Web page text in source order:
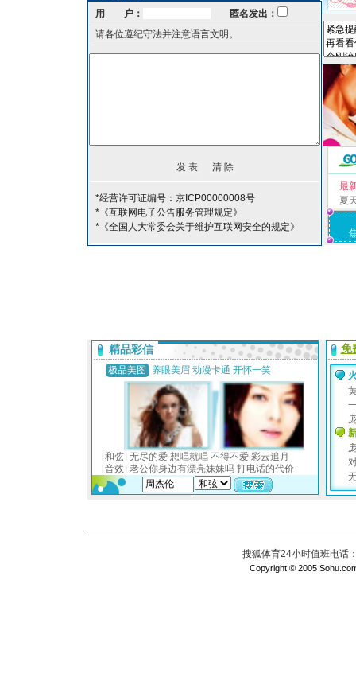
用 户：
匿名发出：
请各位遵纪守法并注意语言文明。
*经营许可证编号：京ICP00000008号
*《互联网电子公告服务管理规定》
*《全国人大常委会关于维护互联网安全的规定》
最
夏
搜狐体育24小时值班电话
Copyright © 2005